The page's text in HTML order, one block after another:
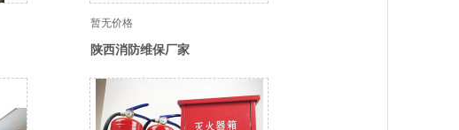
暂无价格
陕西消防维保厂家